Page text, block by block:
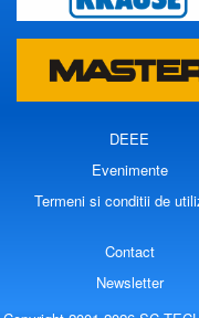
DEEE
Evenimente
Termeni si conditii de
Contact
Newsletter